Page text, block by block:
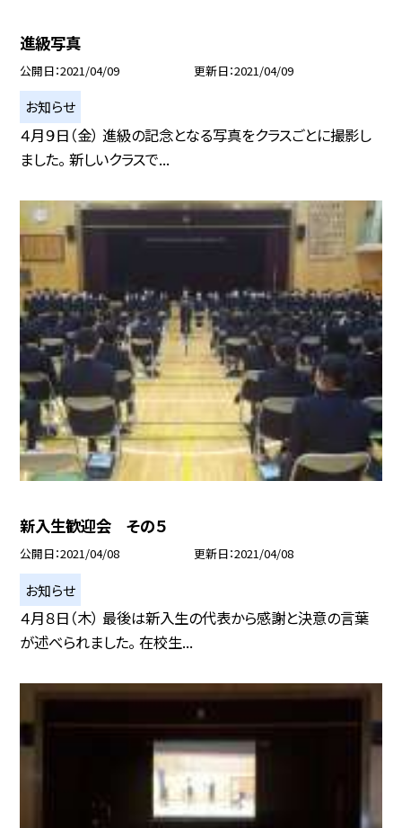
進級写真
公開日 2021/04/09 更新日 2021/04/09
お知らせ
４月９日（金） 進級の記念となる写真をクラスごとに撮影し
ました。 新しいクラスで...
新入生歓迎会 その５
公開日 2021/04/08 更新日 2021/04/08
お知らせ
４月８日（木） 最後は新入生の代表から感謝と決意の言葉
が述べられました。 在校生...